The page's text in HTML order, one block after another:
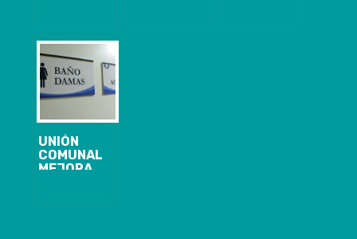
DE PUERTO
CORONEL
UNIÓN
COMUNAL
MEJORA